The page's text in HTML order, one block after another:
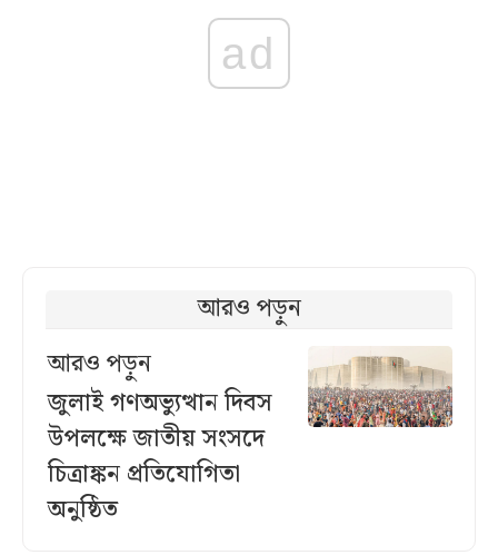
ad
আরও পড়ুন
আরও পড়ুন
জুলাই গণঅভ্যুত্থান দিবস
উপলক্ষে জাতীয় সংসদে
চিত্রাঙ্কন প্রতিযোগিতা
অনুষ্ঠিত